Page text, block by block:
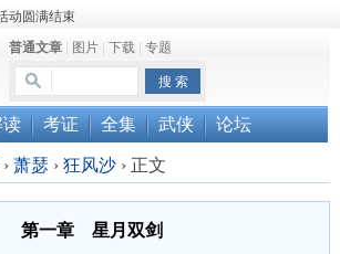
动圆满结束
修订版已上市
知见录》上市
普通文章| 图片| 下载| 专题
读 考证 全集 武侠 论坛
› 萧瑟 › 狂风沙 ›正文
第一章 星月双剑